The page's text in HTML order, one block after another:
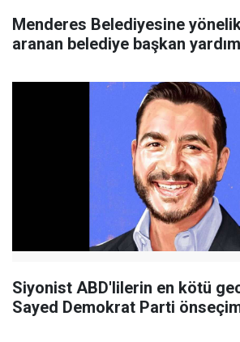
Menderes Belediyesine
aranan belediye başkan
Siyonist ABD'lilerin en kötü
Sayed Demokrat Parti